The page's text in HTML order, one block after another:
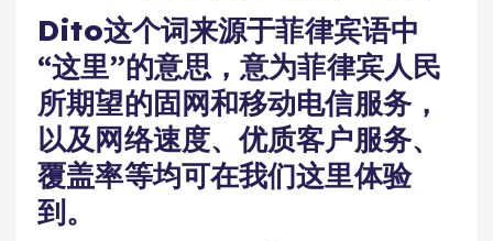
Dito这个词来源于菲律宾语中
“这里”的意思，意为菲律宾人民
所期望的固网和移动电信服务，
以及网络速度、优质客户服务、
覆盖率等均可在我们这里体验
到。